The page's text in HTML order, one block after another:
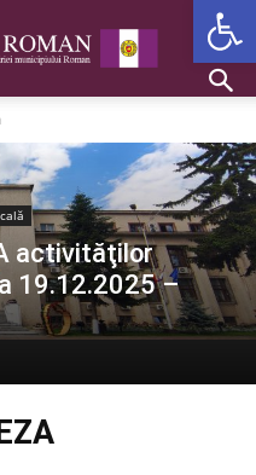
activităţilor
19.12.2025 –